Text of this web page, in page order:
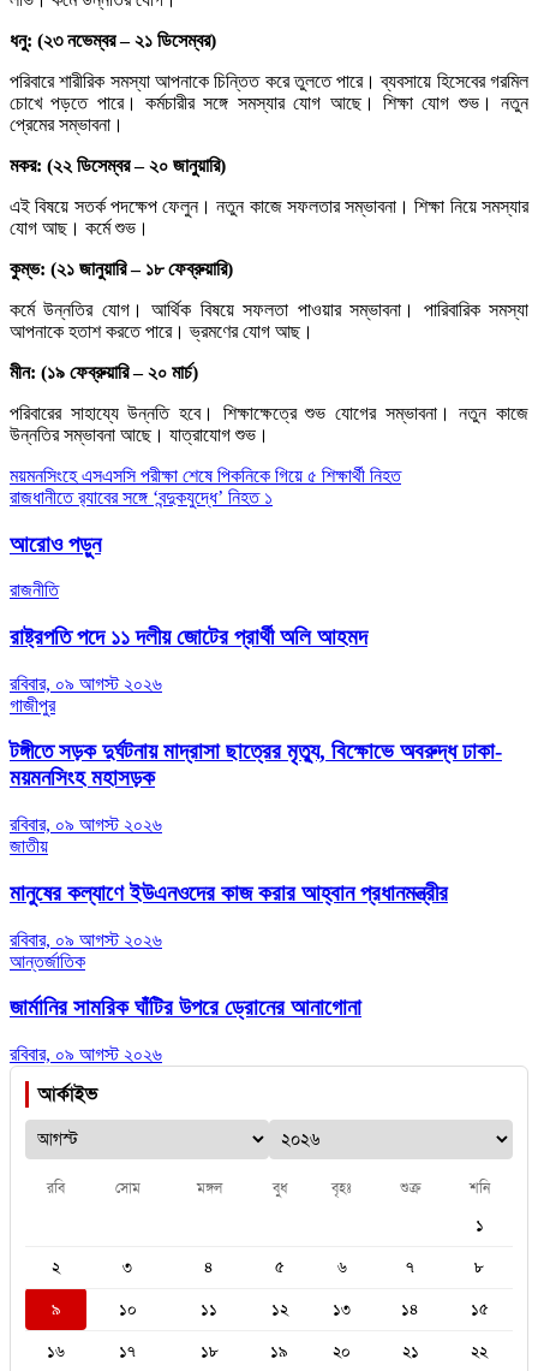
ধনু: (২৩ নভেম্বর – ২১ ডিসেম্বর)
পরিবারে শারীরিক সমস্যা আপনাকে চিন্তিত করে তুলতে পারে। ব্যবসায়ে হিসেবের গরমিল
চোখে পড়তে পারে। কর্মচারীর সঙ্গে সমস্যার যোগ আছে। শিক্ষা যোগ শুভ। নতুন
প্রেমের সম্ভাবনা।
মকর: (২২ ডিসেম্বর – ২০ জানুয়ারি)
এই বিষয়ে সতর্ক পদক্ষেপ ফেলুন। নতুন কাজে সফলতার সম্ভাবনা। শিক্ষা নিয়ে সমস্যার
যোগ আছ। কর্মে শুভ।
কুম্ভ: (২১ জানুয়ারি – ১৮ ফেব্রুয়ারি)
কর্মে উন্নতির যোগ। আর্থিক বিষয়ে সফলতা পাওয়ার সম্ভাবনা। পারিবারিক সমস্যা
আপনাকে হতাশ করতে পারে। ভ্রমণের যোগ আছ।
মীন: (১৯ ফেব্রুয়ারি – ২০ মার্চ)
পরিবারের সাহায্যে উন্নতি হবে। শিক্ষাক্ষেত্রে শুভ যোগের সম্ভাবনা। নতুন কাজে
উন্নতির সম্ভাবনা আছে। যাত্রাযোগ শুভ।
Post
navigation
ময়মনসিংহে এসএসসি পরীক্ষা শেষে পিকনিকে গিয়ে ৫ শিক্ষার্থী নিহত
রাজধানীতে র‌্যাবের সঙ্গে ‘বন্দুকযুদ্ধে’ নিহত ১
আরোও পড়ুন
রাজনীতি
রাষ্ট্রপতি পদে ১১ দলীয় জোটের প্রার্থী অলি আহমদ
রবিবার, ০৯ আগস্ট ২০২৬
গাজীপুর
টঙ্গীতে সড়ক দুর্ঘটনায় মাদ্রাসা ছাত্রের মৃত্যু, বিক্ষোভে অবরুদ্ধ ঢাকা-
ময়মনসিংহ মহাসড়ক
রবিবার, ০৯ আগস্ট ২০২৬
জাতীয়
মানুষের কল্যাণে ইউএনওদের কাজ করার আহ্বান প্রধানমন্ত্রীর
রবিবার, ০৯ আগস্ট ২০২৬
আন্তর্জাতিক
জার্মানির সামরিক ঘাঁটির উপরে ড্রোনের আনাগোনা
রবিবার, ০৯ আগস্ট ২০২৬
আর্কাইভ
রবি সোম মঙ্গল বুধ বৃহঃ শুক্র শনি
১
২
৩ ৪ ৫ ৬ ৭
৮
৯
১০ ১১ ১২ ১৩ ১৪
১৫
১৬
১৭ ১৮ ১৯ ২০ ২১ ২২